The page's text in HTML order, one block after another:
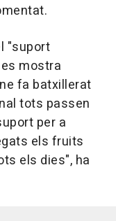
"suport
mostra
fa batxillerat
tots passen
per a
els fruits
els dies", ha